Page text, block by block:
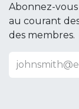
Abonnez-
au courant
des membres.